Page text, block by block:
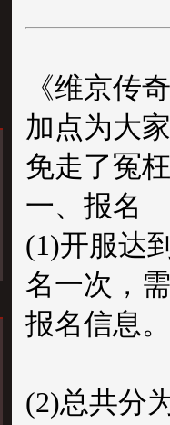
《维京传
加点为大
免走了冤
一、报名
(1)开服达
名一次，
报名信息。
(2)总共分